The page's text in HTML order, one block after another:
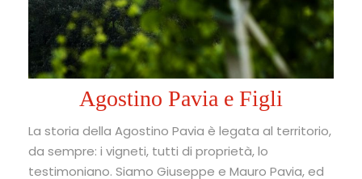
Agostino Pavia e Figli
La storia della Agostino Pavia è legata al territorio,
da sempre: i vigneti, tutti di proprietà, lo
testimoniano. Siamo Giuseppe e Mauro Pavia, ed